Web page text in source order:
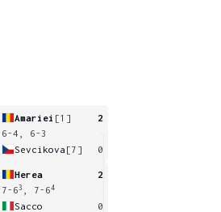
Amariei [1]
2
6-4, 6-3
Sevcikova [7] 0
Herea
2
7-63 , 7-64
Sacco 0